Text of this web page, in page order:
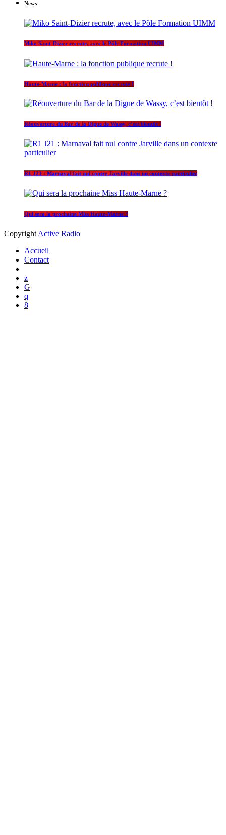
News
Miko Saint-Dizier recrute, avec le Pôle Formation UIMM
Haute-Marne : la fonction publique recrute !
Réouverture du Bar de la Digue de Wassy, c’est bientôt !
R1 J21 : Marnaval fait nul contre Jarville dans un contexte particulier
Qui sera la prochaine Miss Haute-Marne ?
Copyright Active Radio
Accueil
Contact